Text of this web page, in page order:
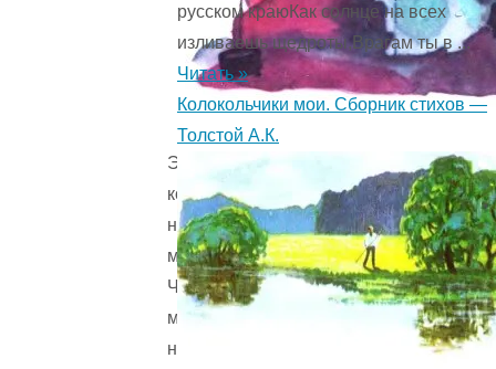
Эти
коробки
называют
минами.
Чтобы
мины
никуда
русском краюКак солнце на всех
изливаешь щедроты,Врагам ты в ...
Читать »
Колокольчики мои. Сборник стихов —
Толстой А.К.